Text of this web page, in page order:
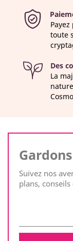
toute
Des
La
Suivez nos
plans,